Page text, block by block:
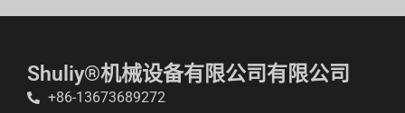
Shuliy®机械设备有限公司有限公司
+86-13673689272